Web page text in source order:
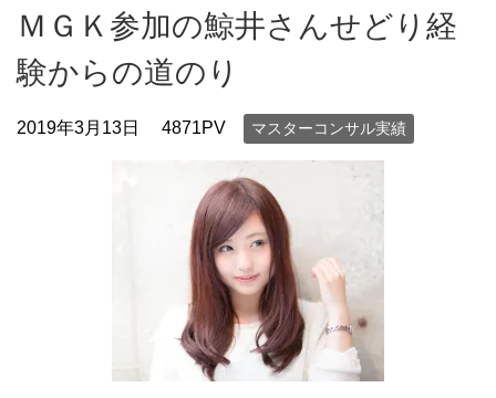
ＭＧＫ参加の鯨井さんせどり経
験からの道のり
2019年3月13日 4871PV マスターコンサル実績